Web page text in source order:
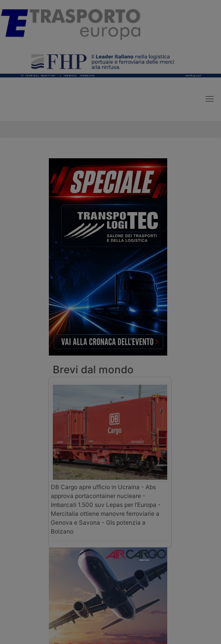
Brevi dal mondo
DB Cargo apre ufficio in Ucraina - Abs
approva portacontainer nucleare -
Imbarcati 1.500 suv Lepas per l’Europa -
Mercitalia ottiene manovre ferroviarie a
Genova e Savona - Gls potenzia a
Bolzano